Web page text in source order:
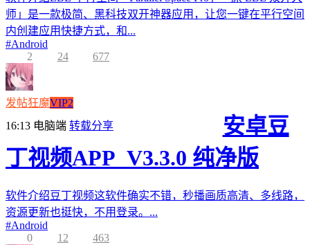
师」是一款极简、黑科技双开神器应用，让您一键在平行空间
内创建应用快捷方式，和...
#Android
2
24 677
发帖狂魔VIP2
16:13 电脑端 转载分享
安卓豆
丁视频APP_V3.3.0 纯净版
软件介绍豆丁视频这软件确实不错，秒播画质高清、多线路，
资源更新也挺快，不用登录。...
#Android
0
12 463